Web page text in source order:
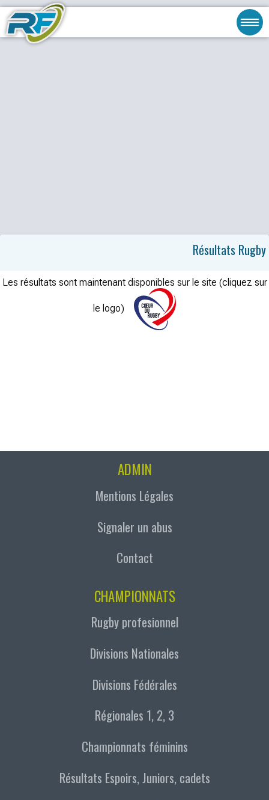
Résultats Rugby
Les résultats sont maintenant disponibles sur le site (cliquez sur
le logo)
ADMIN
Mentions Légales
Signaler un abus
Contact
CHAMPIONNATS
Rugby profesionnel
Divisions Nationales
Divisions Fédérales
Régionales 1, 2, 3
Championnats féminins
Résultats Espoirs, Juniors, cadets